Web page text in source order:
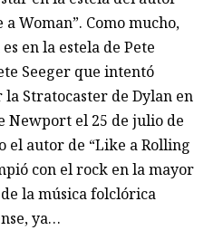
a Woman”. Como mucho,
en la estela de Pete
Seeger que intentó
la Stratocaster de Dylan en
Newport el 25 de julio de
el autor de “Like a Rolling
con el rock en la mayor
la música folclórica
ya…